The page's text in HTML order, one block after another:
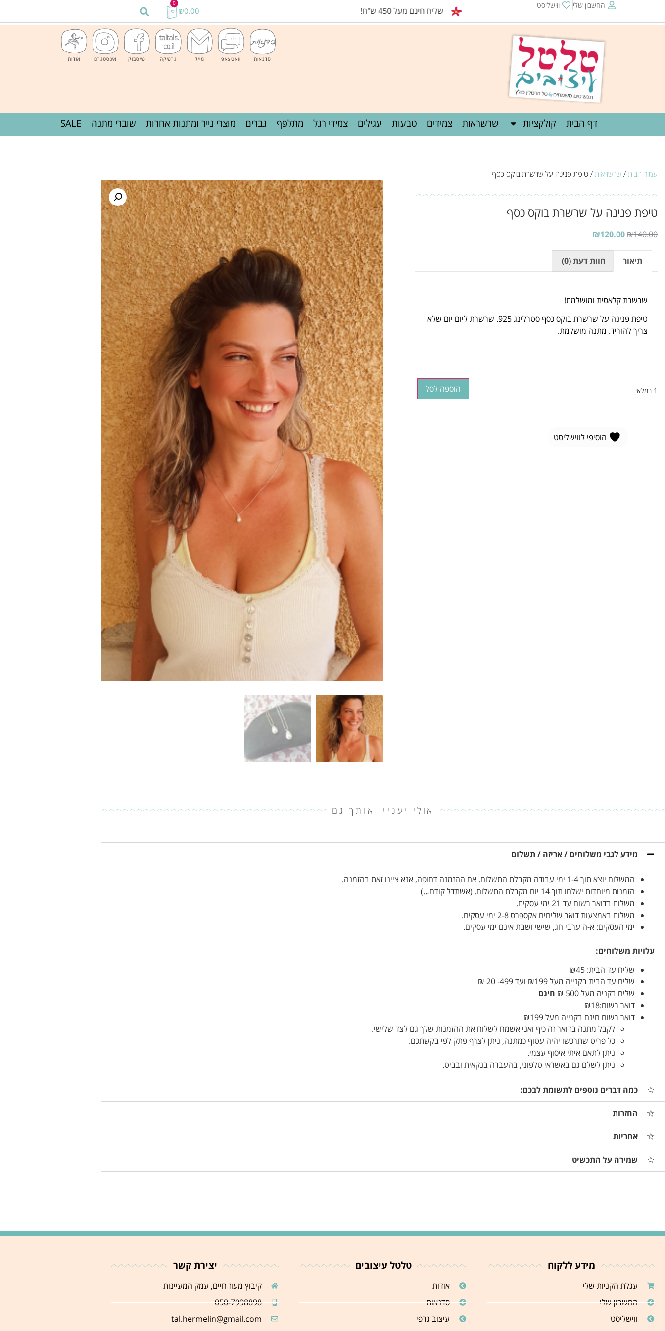
החשבון שלי ווישליסט
שליח חינם מעל 450 ש"ח! ₪0.00
0
סדנאות וואטצאפ מייל גרפיקה פייסבוק אינסטגרם אודות
דף הבית קולקציות שרשראות צמידים טבעות עגילים צמידי רגל מתלפף גברים מוצרי נייר ומתנות אחרות שוברי מתנה SALE
עמוד הבית / שרשראות / טיפת פנינה על שרשרת בוקס כסף
טיפת פנינה על שרשרת בוקס כסף
₪140.00
₪120.00
תיאור חוות דעת (0)
שרשרת קלאסית ומושלמת!
טיפת פנינה על שרשרת בוקס כסף סטרלינג 925. שרשרת ליום יום שלא
צריך להוריד. מתנה מושלמת.
1 במלאי הוספה לסל
הוסיפי לווישליסט
אולי יעניין אותך גם
מידע לגבי משלוחים / אריזה / תשלום
המשלוח יוצא תוך 1-4 ימי עבודה מקבלת התשלום. אם ההזמנה דחופה, אנא ציינו זאת בהזמנה.
הזמנות מיוחדות ישלחו תוך 14 יום מקבלת התשלום. (אשתדל קודם…)
משלוח בדואר רשום עד 21 ימי עסקים.
משלוח באמצעות דואר שליחים אקספרס 2-8 ימי עסקים.
ימי העסקים: א-ה ערבי חג, שישי ושבת אינם ימי עסקים.
עלויות משלוחים:
שליח עד הבית: ₪45
שליח עד הבית בקנייה מעל ₪199 ועד 499- 20 ₪
שליח בקניה מעל 500 ₪
חינם
דואר רשום:₪18
דואר רשום חינם בקנייה מעל ₪199
לקבל מתנה בדואר זה כיף ואני אשמח לשלוח את ההזמנות שלך גם לצד שלישי.
כל פריט שתרכשו יהיה עטוף כמתנה, ניתן לצרף פתק לפי בקשתכם.
ניתן לתאם איתי איסוף עצמי.
ניתן לשלם גם באשראי טלפוני, בהעברה בנקאית ובביט.
כמה דברים נוספים לתשומת לבכם:
החזרות
אחריות
שמירה על התכשיט
מידע ללקוח
עגלת הקניות שלי
החשבון שלי
ווישליסט
טלטל עיצובים
אודות
סדנאות
עיצוב גרפי
יצירת קשר
קיבוץ מעוז חיים, עמק המעיינות
050-7998898
tal.hermelin@gmail.com